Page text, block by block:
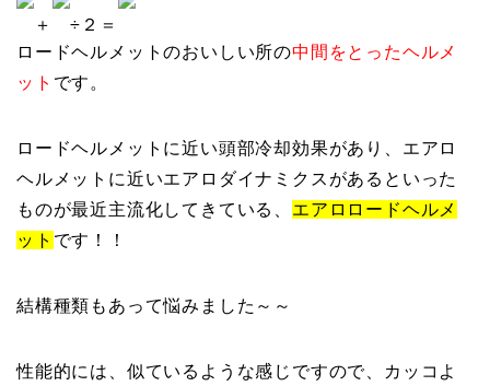
＋
÷２＝
ロードヘルメットのおいしい所の中間をとったヘルメ
ット です。
ロードヘルメットに近い頭部冷却効果があり、エアロ
ヘルメットに近いエアロダイナミクスがあるといった
ものが最近主流化してきている、 エアロロードヘルメ
ット です！！
結構種類もあって悩みました～～
性能的には、似ているような感じですので、カッコよ